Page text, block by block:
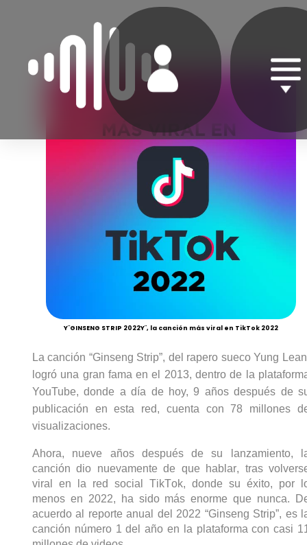
Y¨GINSENG STRIP 2022Y¨, la canción más viral en TikTok 2022
La canción “Ginseng Strip”, del rapero sueco Yung
logró una gran fama en el 2013, dentro de la
YouTube, donde a día de hoy, 9 años después de
publicación en esta red, cuenta con 78 millones
visualizaciones.
Ahora, nueve años después de su lanzamiento,
canción dio nuevamente de que hablar, tras
viral en la red social TikTok, donde su éxito, por
menos en 2022, ha sido más enorme que nunca.
acuerdo al reporte anual del 2022 “Ginseng Strip”, es
canción número 1 del año en la plataforma con casi